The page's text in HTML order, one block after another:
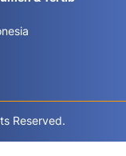
Reserved.